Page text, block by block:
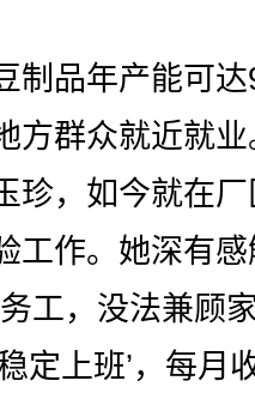
品年产能可达
方群众就近就
珍，如今就在
工作。她深有
工，没法兼顾
定上班’，每月